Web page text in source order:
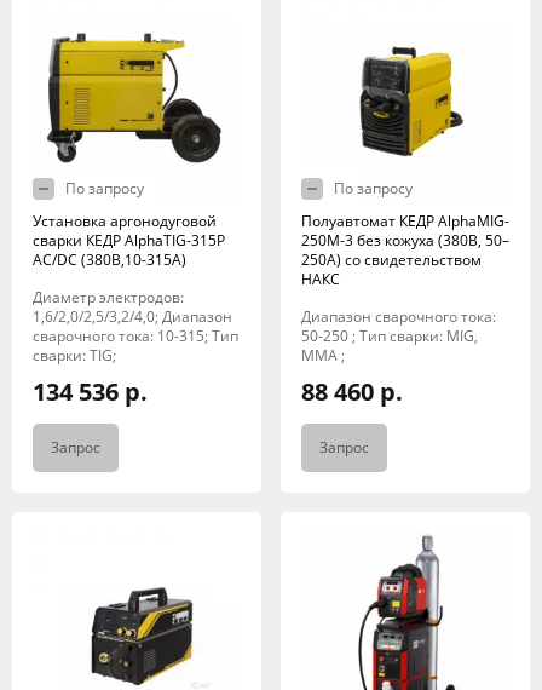
По запросу
Установка аргонодуговой
сварки КЕДР AlphaTIG-315P
AC/DC (380В,10-315А)
Диаметр электродов:
1,6/2,0/2,5/3,2/4,0; Диапазон
сварочного тока: 10-315; Тип
сварки: TIG;
134 536 р.
Запрос
По запросу
Полуавтомат КЕДР AlphaMIG-
250M-3 без кожуха (380В, 50–
250А) со свидетельством
НАКС
Диапазон сварочного тока:
50-250 ; Тип сварки: MIG,
MMA ;
88 460 р.
Запрос